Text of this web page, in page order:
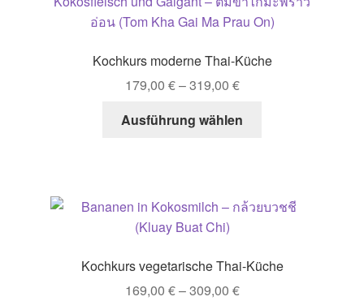
Kochkurs moderne Thai-Küche
179,00 €–319,00 €
Ausführung wählen
auf.
können
Kochkurs vegetarische Thai-Küche
169,00 €–309,00 €